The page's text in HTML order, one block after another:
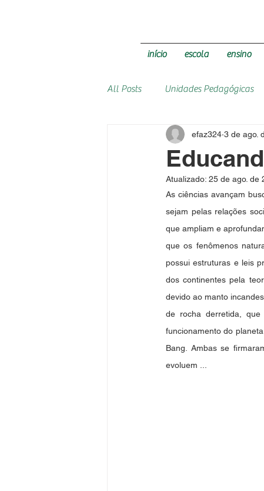
início escola ensino
All Posts Unidades Pedagógicas
efaz324 3 de ago.
Atualizado: 25 de ago. de
As ciências avançam
sejam pelas relações
que ampliam e
que os fenômenos
possui estruturas e leis
dos continentes pela
devido ao manto
de rocha derretida,
funcionamento do
Bang. Ambas se
evoluem ...